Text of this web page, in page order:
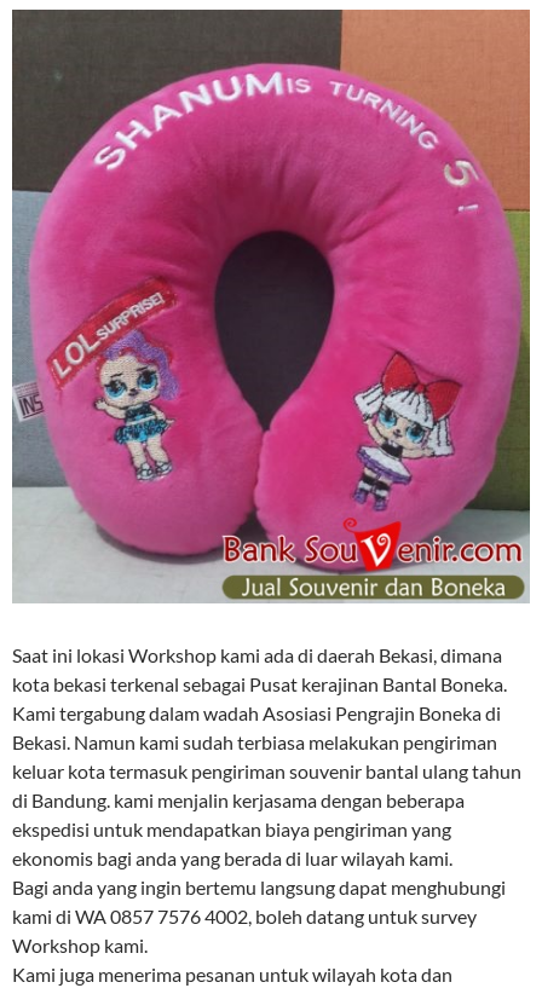
Saat ini lokasi Workshop kami ada di daerah Bekasi, dimana
kota bekasi terkenal sebagai Pusat kerajinan Bantal Boneka.
Kami tergabung dalam wadah Asosiasi Pengrajin Boneka di
Bekasi. Namun kami sudah terbiasa melakukan pengiriman
keluar kota termasuk pengiriman souvenir bantal ulang tahun
di Bandung. kami menjalin kerjasama dengan beberapa
ekspedisi untuk mendapatkan biaya pengiriman yang
ekonomis bagi anda yang berada di luar wilayah kami.
Bagi anda yang ingin bertemu langsung dapat menghubungi
kami di WA 0857 7576 4002, boleh datang untuk survey
Workshop kami.
Kami juga menerima pesanan untuk wilayah kota dan